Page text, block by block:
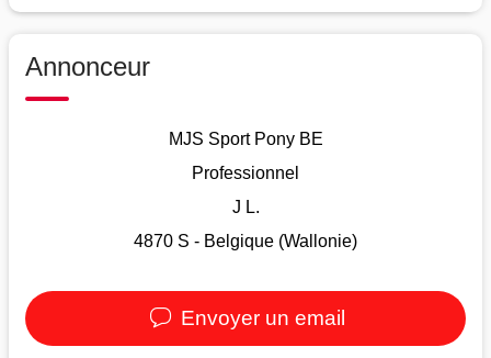
Annonceur
MJS Sport Pony BE
Professionnel
J L.
4870 S - Belgique (Wallonie)
Envoyer un email